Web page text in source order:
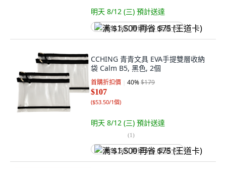
明天 8/12 (三) 預計送達
满 $1,500 再省 $75 (王道卡)
CCHING 青青文具 EVA手提雙層收納
袋 Calm B5, 黑色, 2個
首購折扣價 40%$179
$107
($53.50/1個)
明天 8/12 (三) 預計送達
(1)
满 $1,500 再省 $75 (王道卡)